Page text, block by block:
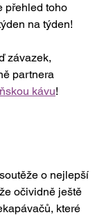
přehled toho
na týden!
závazek,
partnera
kávu!
o nejlepší
očividně ještě
které